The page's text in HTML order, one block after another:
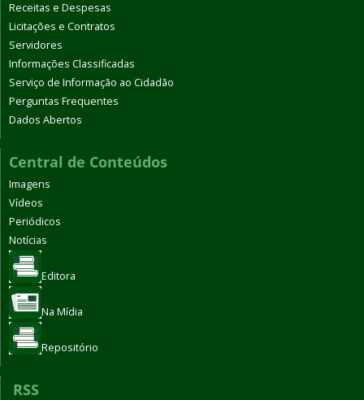
Receitas e Despesas
Licitações e Contratos
Servidores
Informações Classificadas
Serviço de Informação ao Cidadão
Perguntas Frequentes
Dados Abertos
Central de Conteúdos
Imagens
Vídeos
Periódicos
Notícias
Editora
Na Mídia
Repositório
RSS